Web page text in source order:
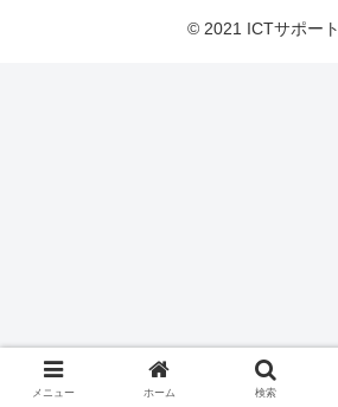
© 2021 ICTサポート.
メニュー ホーム 検索